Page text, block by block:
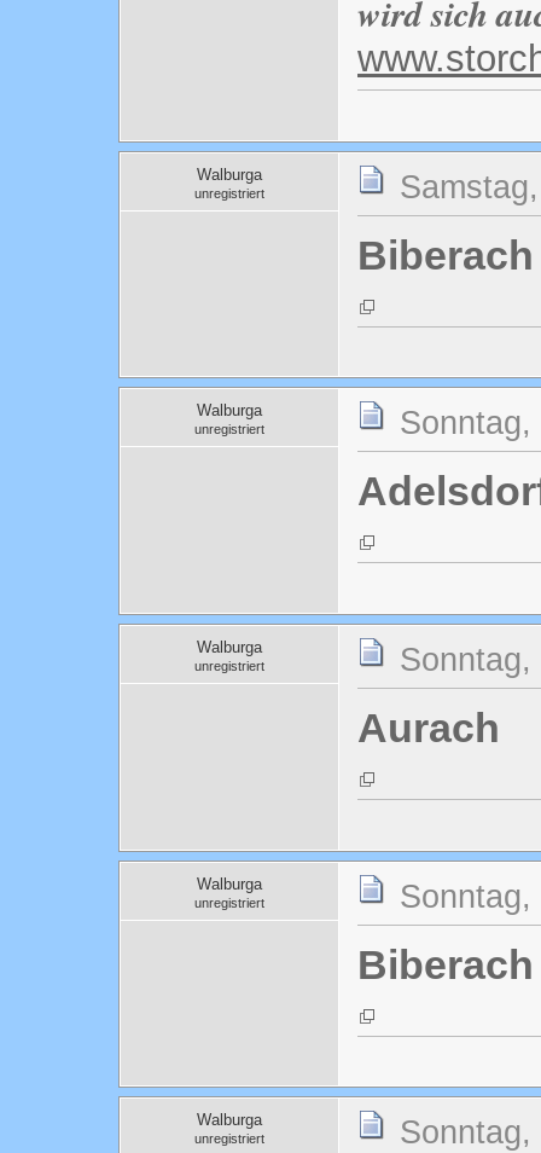
wird sich
Walburga
unregistriert
Walburga
unregistriert
Walburga
unregistriert
Aurach
Walburga
unregistriert
Walburga
unregistriert